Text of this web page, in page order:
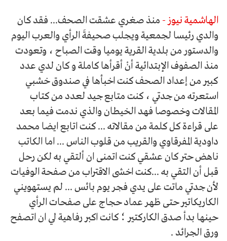
الهاشمية نيوز - منذ صغري عشقت الصحف... فقد كان
والدي رئيسا لجمعية ويجلب صحيفةَ الرأي والعرب اليوم
والدستور من بلدية القرية يوميا وقت الصباح ، وتعودت
منذ الصفوف الإبتدائية أنْ أقرأها كاملة و كان لدي عدد
كبير من إعداد الصحف كنت اخبأها في صندوق خشبي
استعرته من جدتي ، كنت متابع جيد لعدد من كتاب
المقالات وخصوصا فهد الخيطان والذي ندمت فيما بعد
على قراءة كل كلمة من مقالاته ... كنت اتابع ايضا محمد
داودية المفرقاوي والقريب من قلوب الناس ... اما الكاتب
ناهض حتر كان عشقي كنت اتمنى ان ألتقي به لكن رحل
قبل أن التقي به ...كنت اخشى الاقتراب من صفحة الوفيات
لأن جدتي ماتت على يدي فجر يوم بائس ... لم يستهويني
الكاريكاتير حتى ظهر عماد حجاج على صفحات الرأي
حينها بدأ صدق الكاركتير ؛ كانت اكبر رفاهية لي ان اتصفح
ورق الجرائد .